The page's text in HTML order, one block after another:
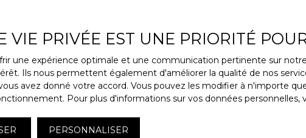
VIE PRIVÉE EST UNE PRIORITÉ
une expérience optimale et une communication pertinente sur
Ils nous permettent également d'améliorer la qualité de nos
avez donné votre accord. Vous pouvez les modifier à n'importe
Pour plus d'informations sur vos données personnelles,
PERSONNALISER